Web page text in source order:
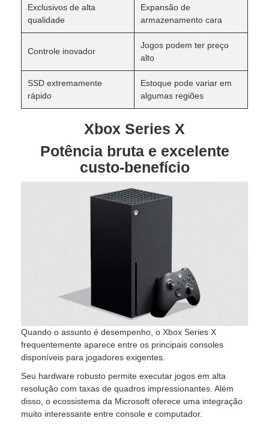
Exclusivos de alta
qualidade
Expansão de
armazenamento cara
Controle inovador
Jogos podem ter preço
alto
SSD extremamente
rápido
Estoque pode variar em
algumas regiões
Xbox Series X
Potência bruta e excelente
custo-benefício
Quando o assunto é desempenho, o Xbox Series X
frequentemente aparece entre os principais consoles
disponíveis para jogadores exigentes.
Seu hardware robusto permite executar jogos em alta
resolução com taxas de quadros impressionantes. Além
disso, o ecossistema da Microsoft oferece uma integração
muito interessante entre console e computador.